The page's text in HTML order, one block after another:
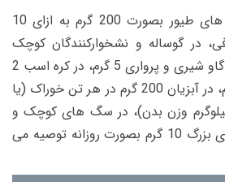
نحوه مصرف آن در گله های طیور بصورت 200 گرم به ازای 10
در گوساله و نشخوارکنندگان کوچک
(گوسفند و بز) 3 گرم، در گاو شیری و پرواری 5 گرم، در کره اسب 2
گـرم و دراسب بالغ 4 گرم، در آبزیان 200 گرم در هر تن خوراک (یا
به ازای هر 100 کیلوگرم وزن بدن)، در سگ های کوچک و
گربه 5 گرم و در سگ های بزرگ 10 گرم بصورت روزانه توصیه می